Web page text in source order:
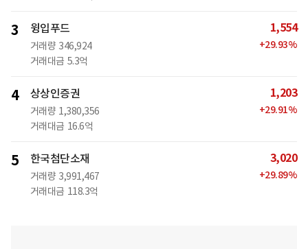
3 윙입푸드
거래량 346,924
거래대금 5.3억
1,554
+29.93%
4 상상인증권
거래량 1,380,356
거래대금 16.6억
1,203
+29.91%
5 한국첨단소재
거래량 3,991,467
거래대금 118.3억
3,020
+29.89%